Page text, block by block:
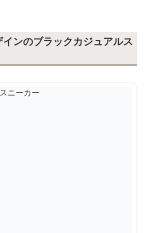
ンのブラックカジュアルス